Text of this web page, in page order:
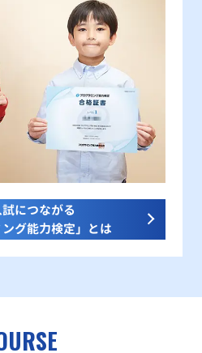
につながる
ング能力検定」とは